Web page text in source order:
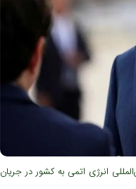
انرژی اتمی به کشور در جریان